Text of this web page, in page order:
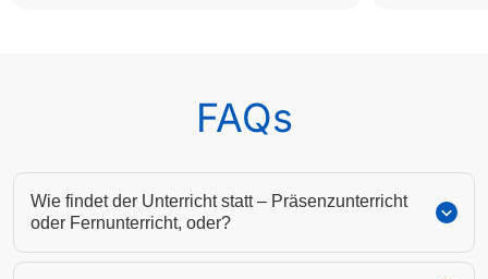
FAQs
Wie findet der Unterricht statt – Präsenzunterricht
oder Fernunterricht, oder?